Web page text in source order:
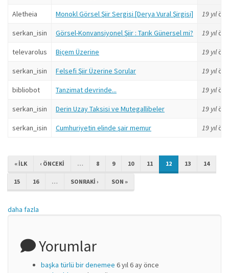
Aletheia Monokl Görsel Şiir Sergisi [Derya Vural Şirgisi] 19 yıl
serkan_isin Görsel-Konvansiyonel Şiir : Tarık Günersel mi? 19 yıl
televarolus Biçem Üzerine 19 yıl
serkan_isin Felsefi Şiir Üzerine Sorular 19 yıl
bibliobot Tanzimat devrinde... 19 yıl
serkan_isin Derin Uzay Taksisi ve Mutegallibeler 19 yıl
serkan_isin Cumhuriyetin elinde şair memur 19 yıl
« ILK ‹ ÖNCEKI … 8 9 10 11 12 13 14
15 16 … SONRAKI › SON »
daha fazla
Yorumlar
başka türlü bir denemee 6 yıl 6 ay önce